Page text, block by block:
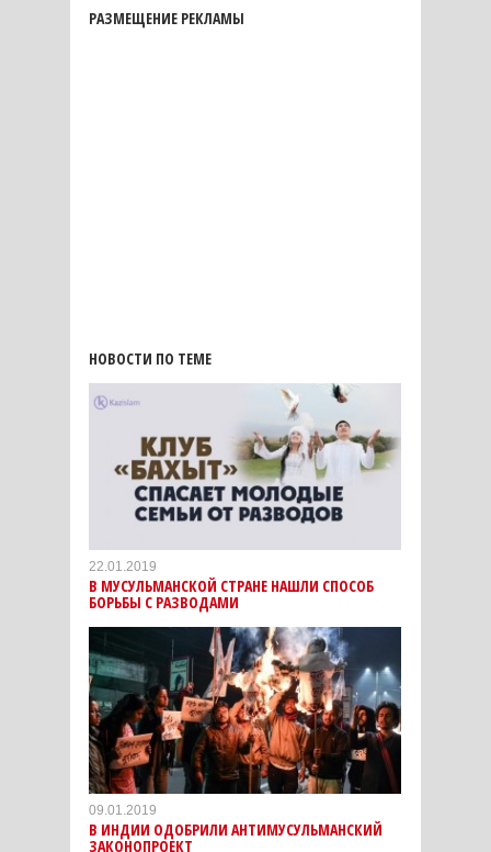
РАЗМЕЩЕНИЕ РЕКЛАМЫ
НОВОСТИ ПО ТЕМЕ
22.01.2019
В МУСУЛЬМАНСКОЙ СТРАНЕ НАШЛИ СПОСОБ
БОРЬБЫ С РАЗВОДАМИ
09.01.2019
В ИНДИИ ОДОБРИЛИ АНТИМУСУЛЬМАНСКИЙ
ЗАКОНОПРОЕКТ